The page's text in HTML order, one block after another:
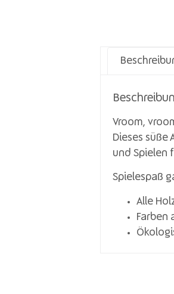
Vroom,
Dieses süße
und Spielen
Spielespaß
Alle
Farben